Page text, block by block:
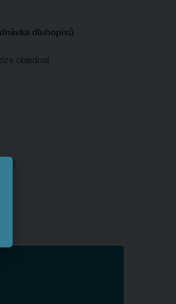
dluhopisů
objednat
KB